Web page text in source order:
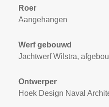
Roer
Aangehangen
Werf gebouwd
Jachtwerf Wilstra,
Ontwerper
Hoek Design Naval